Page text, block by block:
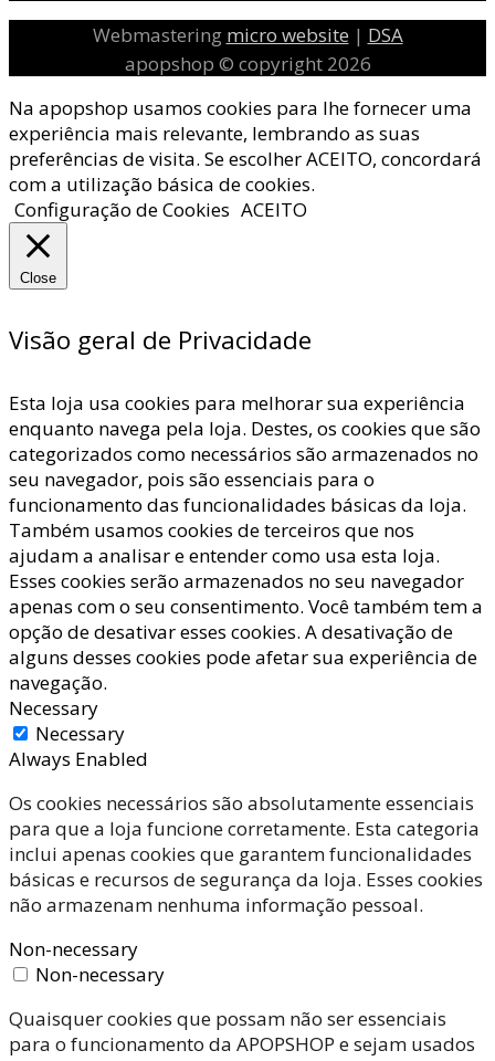
Webmastering micro website | DSA
apopshop © copyright 2026
Na apopshop usamos cookies para lhe fornecer uma
experiência mais relevante, lembrando as suas
preferências de visita. Se escolher ACEITO, concordará
com a utilização básica de cookies.
Configuração de Cookies ACEITO
Close
Visão geral de Privacidade
Esta loja usa cookies para melhorar sua experiência
enquanto navega pela loja. Destes, os cookies que são
categorizados como necessários são armazenados no
seu navegador, pois são essenciais para o
funcionamento das funcionalidades básicas da loja.
Também usamos cookies de terceiros que nos
ajudam a analisar e entender como usa esta loja.
Esses cookies serão armazenados no seu navegador
apenas com o seu consentimento. Você também tem a
opção de desativar esses cookies. A desativação de
alguns desses cookies pode afetar sua experiência de
navegação.
Necessary
Necessary
Always Enabled
Os cookies necessários são absolutamente essenciais
para que a loja funcione corretamente. Esta categoria
inclui apenas cookies que garantem funcionalidades
básicas e recursos de segurança da loja. Esses cookies
não armazenam nenhuma informação pessoal.
Non-necessary
Non-necessary
Quaisquer cookies que possam não ser essenciais
para o funcionamento da APOPSHOP e sejam usados